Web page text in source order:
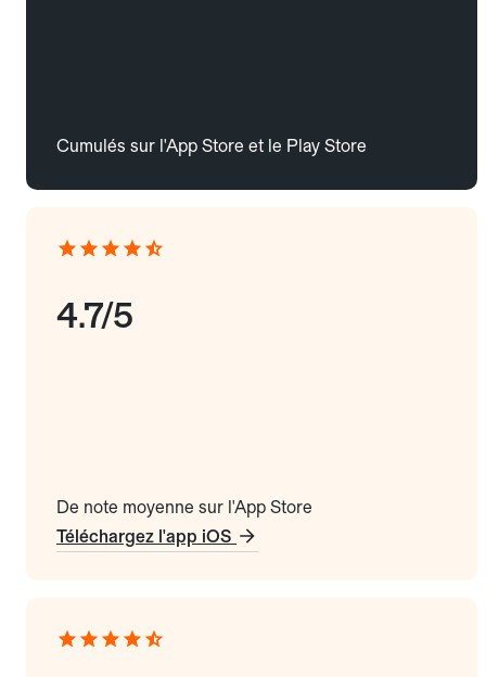
Cumulés sur l'App Store et le Play Store
4.7/5
De note moyenne sur l'App Store
Téléchargez l'app iOS